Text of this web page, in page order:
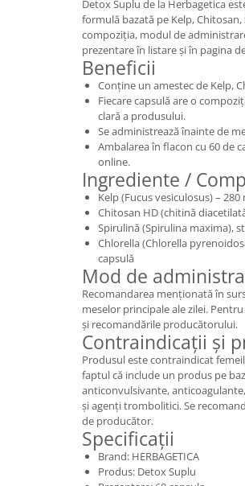
Detox Suplu de la Herbagetica
formulă bazată pe Kelp,
compoziția, modul de
prezentare în listare și în pagina
Beneficii
Conține un amestec de Kelp,
Fiecare capsulă are o
clară a produsului.
Se administrează înainte de
Ambalarea în flacon cu 60 de
online.
Ingrediente /
Kelp (Fucus vesiculosus) –
Chitosan HD (chitină
Spirulină (Spirulina maxima),
Chlorella (Chlorella
capsulă
Mod de
Recomandarea menționată în
meselor principale ale zilei.
și recomandările producătorului.
Contraindicații și
Produsul este contraindicat
faptul că include un produs pe
anticonvulsivante,
și agenți trombolitici. Se
de producător.
Specificații
Brand: HERBAGETICA
Produs: Detox Suplu